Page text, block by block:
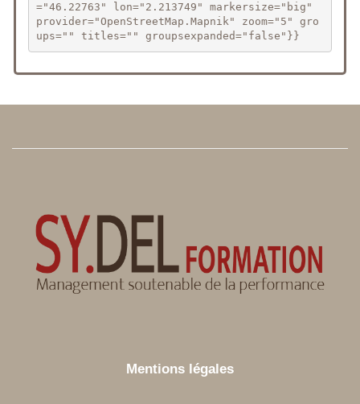
="46.22763" lon="2.213749" markersize="big"
provider="OpenStreetMap.Mapnik" zoom="5" gro
ups="" titles="" groupsexpanded="false"}}
Mentions légales